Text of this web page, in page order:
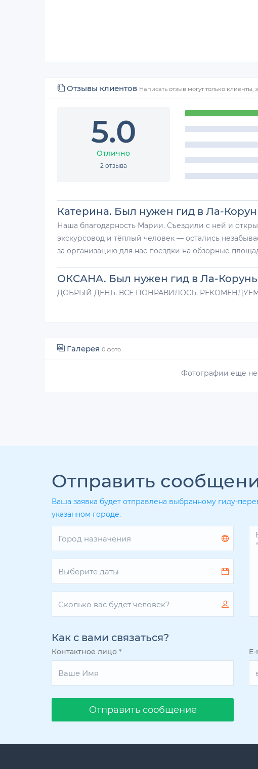
Отзывы клиентов Написать отзыв могут только
5.0
Отлично
2 отзыва
Катерина. Был нужен гид в Ла-
Наша благодарность Марии. Съездили с ней и
экскурсовод и тёплый человек — остались
за организацию для нас поездки на обзорные
ОКСАНА. Был нужен гид в Ла-
ДОБРЫЙ ДЕНЬ. ВСЕ ПОНРАВИЛОСЬ.
Галерея 0 фото
Фотографии еще не
Отправить
Ваша заявка будет отправлена выбранному гиду-
указанном городе.
Как с вами связаться?
Контактное лицо *
Oтправить сообщение